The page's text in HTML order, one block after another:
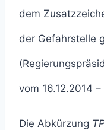
dem
der Gefahrstelle
vom 16.12.2014
Die Abkürzung